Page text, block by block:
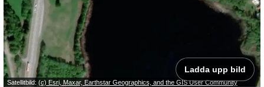
Satellitbild: (c) Esri, Maxar, Earthstar Geographics, and the GIS User Community
Ladda upp bild